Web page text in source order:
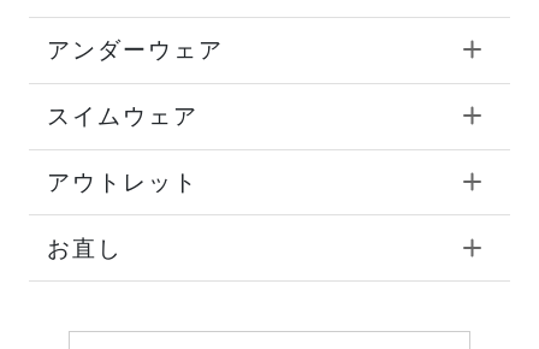
アンダーウェア
スイムウェア
アウトレット
お直し